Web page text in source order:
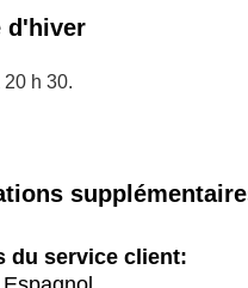
d'hiver
20 h 30.
du service client: